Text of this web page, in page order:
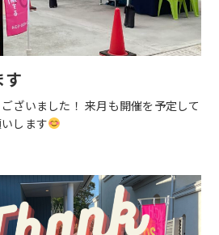
す
ざいました！ 来月も開催を予定して
します